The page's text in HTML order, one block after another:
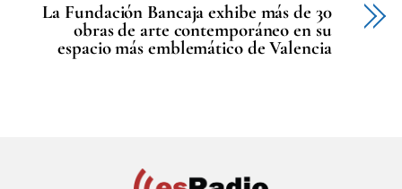
La Fundación Bancaja exhibe más de 30
obras de arte contemporáneo en su
espacio más emblemático de Valencia